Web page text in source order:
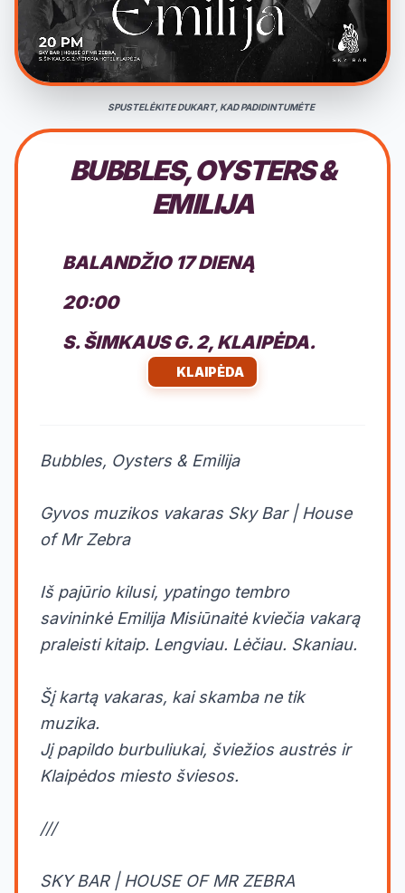
SPUSTELĖKITE DUKART, KAD PADIDINTUMĖTE
BUBBLES, OYSTERS &
EMILIJA
BALANDŽIO 17 DIENĄ
20:00
S. ŠIMKAUS G. 2, KLAIPĖDA.
KLAIPĖDA
Bubbles, Oysters & Emilija
Gyvos muzikos vakaras Sky Bar | House
of Mr Zebra
Iš pajūrio kilusi, ypatingo tembro
savininkė Emilija Misiūnaitė kviečia vakarą
praleisti kitaip. Lengviau. Lėčiau. Skaniau.
Šį kartą vakaras, kai skamba ne tik
muzika.
Jį papildo burbuliukai, šviežios austrės ir
Klaipėdos miesto šviesos.
///
SKY BAR | HOUSE OF MR ZEBRA